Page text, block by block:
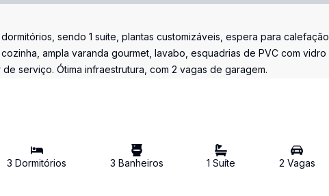
sendo 1 suite, plantas customizáveis, espera para calefação,
ampla varanda gourmet, lavabo, esquadrias de PVC com vidro
serviço. Ótima infraestrutura, com 2 vagas de garagem.
3 Dormitórios 3 Banheiros 1 Suíte 2 Vagas